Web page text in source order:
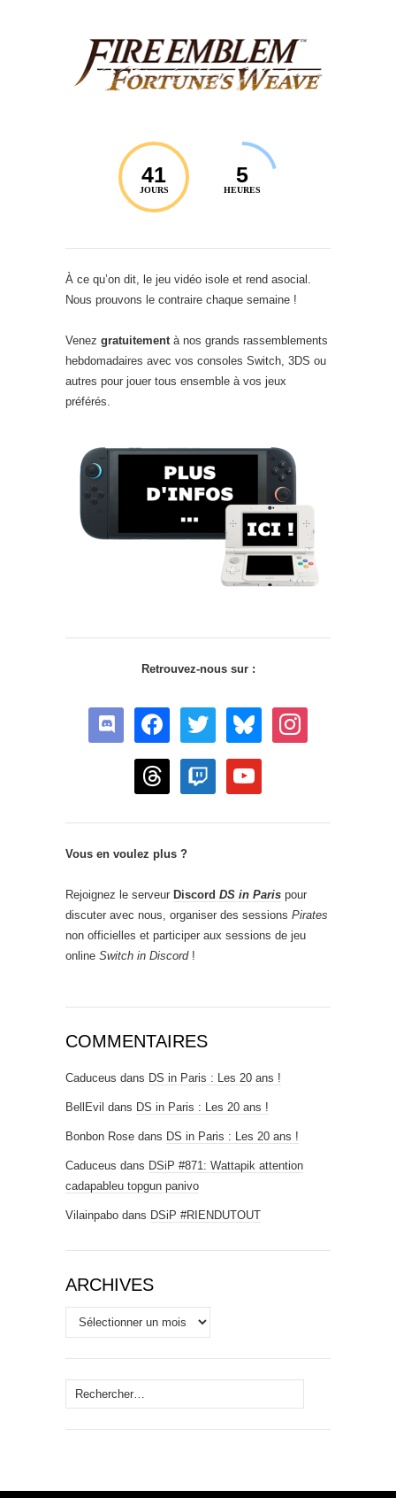
41
JOURS
5
HEURES
À ce qu’on dit, le jeu vidéo isole et rend asocial.
Nous prouvons le contraire chaque semaine !
Venez gratuitementà nos grands rassemblements
hebdomadaires avec vos consoles Switch, 3DS ou
autres pour jouer tous ensemble à vos jeux
préférés.
Retrouvez-nous sur :
discord facebook twitter bluesky instagram
threads twitch youtube
Vous en voulez plus ?
Rejoignez le serveur Discord DS in Paris pour
discuter avec nous, organiser des sessions Pirates
non officielles et participer aux sessions de jeu
online Switch in Discord!
COMMENTAIRES
Caduceus dans DS in Paris : Les 20 ans !
BellEvil dans DS in Paris : Les 20 ans !
Bonbon Rose dans DS in Paris : Les 20 ans !
Caduceus dans DSiP #871: Wattapik attention
cadapableu topgun panivo
Vilainpabo dans DSiP #RIENDUTOUT
ARCHIVES
Archives
Rechercher :